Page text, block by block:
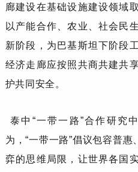
廊建设在基础设施建设领域
以产能合作、农业、社会民
新阶段，为巴基斯坦下阶段
经济走廊应按照共商共建共
护共同安全。
泰中 “一带一路”合作研究
为，“一带一路”倡议包容普
弈的思维局限，让世界各国